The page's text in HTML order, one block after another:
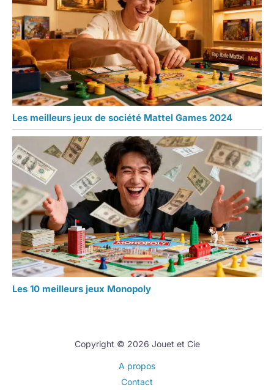
Les meilleurs jeux de société Mattel Games 2024
Les 10 meilleurs jeux Monopoly
Copyright © 2026 Jouet et Cie
A propos
Contact